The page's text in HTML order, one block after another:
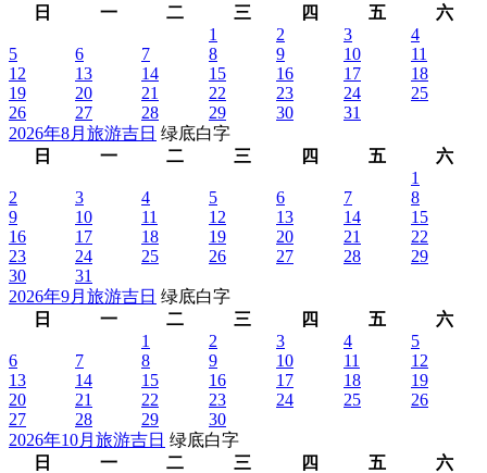
日
一 二 三 四 五
六
1
2 3
4
5
6 7 8 9 10
11
12
13 14 15 16 17
18
19
20 21 22 23 24
25
26
27 28 29 30
31
2026年8月旅游吉日 绿底白字
日
一 二 三 四 五
六
1
2
3 4 5 6 7
8
9
10 11 12 13 14
15
16
17 18 19 20 21
22
23
24 25 26 27 28
29
30
31
2026年9月旅游吉日 绿底白字
日
一 二 三 四 五
六
1
2 3 4
5
6
7 8 9 10 11
12
13
14 15 16 17 18
19
20
21 22 23 24 25
26
27
28 29
30
2026年10月旅游吉日 绿底白字
日
一 二 三 四 五
六